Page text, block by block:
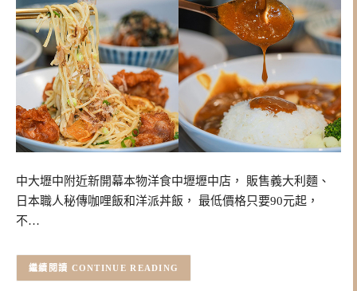
中大壢中附近新開幕本物洋食中壢壢中店， 販售義大利麵、
日本職人秘傳咖哩飯和洋派丼飯， 最低價格只要90元起，
不…
CONTINUE READING